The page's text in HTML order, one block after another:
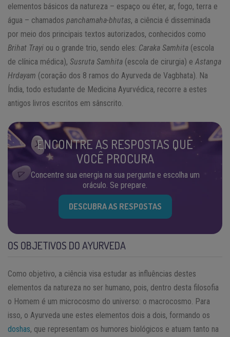
elementos básicos da natureza – espaço ou éter, ar, fogo, terra e
água – chamados panchamaha-bhutas, a ciência é disseminada
por meio dos principais textos autorizados, conhecidos como
Brihat Trayi ou o grande trio, sendo eles: Caraka Samhita (escola
de clínica médica), Susruta Samhita (escola de cirurgia) e Astanga
Hrdayam (coração dos 8 ramos do Ayurveda de Vagbhata). Na
Índia, todo estudante de Medicina Ayurvédica, recorre a estes
antigos livros escritos em sânscrito.
ENCONTRE AS RESPOSTAS QUE
VOCÊ PROCURA
Concentre sua energia na sua pergunta e escolha um
oráculo. Se prepare.
DESCUBRA AS RESPOSTAS
OS OBJETIVOS DO AYURVEDA
Como objetivo, a ciência visa estudar as influências destes
elementos da natureza no ser humano, pois, dentro desta filosofia
o Homem é um microcosmo do universo: o macrocosmo. Para
isso, o Ayurveda une estes elementos dois a dois, formando os
doshas, que representam os humores biológicos e atuam tanto na